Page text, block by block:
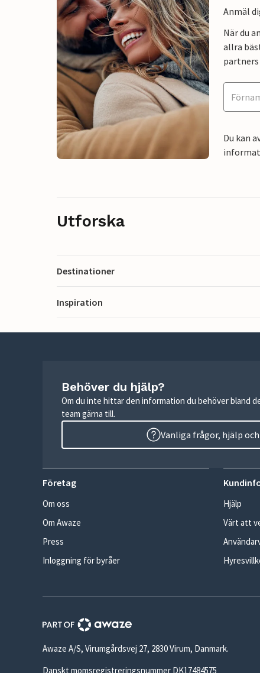
Anmäl
När du
allra
Du kan
Utforska
Destinationer
Inspiration
Behöver du hjälp?
Om du inte hittar den information du behöver bland
team gärna till.
Vanliga frågor, hjälp
Företag
Om oss
Om Awaze
Press
Inloggning för byråer
Hjälp
Värt att
Awaze A/S, Virumgårdsvej 27, 2830 Virum, Danmark.
Danskt momsregistreringsnummer DK17484575